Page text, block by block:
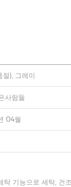
절), 그레이
사람들
04월
기능으로 세탁, 건